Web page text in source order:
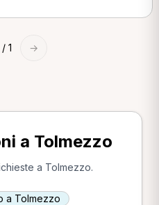
/ 1 →
a Tolmezzo
a Tolmezzo.
a Tolmezzo